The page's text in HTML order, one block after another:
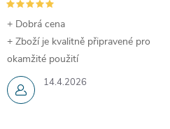
14.4.2026
+ Dobrá cena
+ Zboží je kvalitně připravené pro
okamžité použití